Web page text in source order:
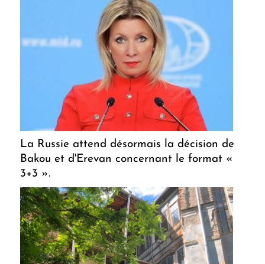
La Russie attend désormais la décision de
Bakou et d'Erevan concernant le format «
3+3 ».